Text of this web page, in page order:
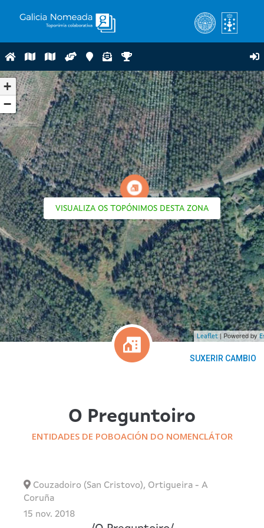
VISUALIZA OS TOPÓNIMOS DESTA ZONA
+
−
Leaflet| Powered by
SUXERIR CAMBIO
O Preguntoiro
ENTIDADES DE POBOACIÓN DO NOMENCLÁTOR
Couzadoiro (San Cristovo), Ortigueira - A
Coruña
15 nov. 2018